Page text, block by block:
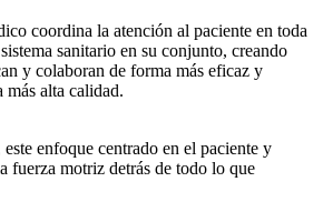
coordina la atención al paciente en toda
sanitario en su conjunto, creando
y colaboran de forma más eficaz y
más alta calidad.
enfoque centrado en el paciente y
fuerza motriz detrás de todo lo que